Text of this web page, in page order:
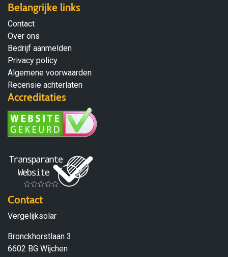
Belangrijke links
Contact
Over ons
Bedrijf aanmelden
Privacy policy
Algemene voorwaarden
Recensie achterlaten
Accreditaties
Contact
Vergelijksolar
Bronckhorstlaan 3
6602 BG Wijchen